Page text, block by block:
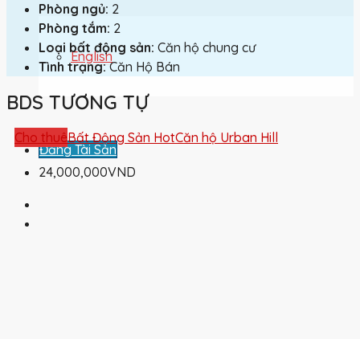
English
Đăng Tài Sản
Phòng ngủ: 2
Phòng tắm: 2
Loại bất động sản: Căn hộ chung cư
Tình trạng: Căn Hộ Bán
BDS TƯƠNG TỰ
Cho thuêBất Động Sản HotCăn hộ Urban Hill
24,000,000VND